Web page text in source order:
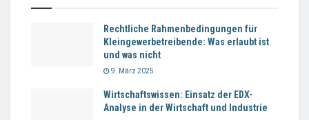
Rechtliche Rahmenbedingungen für
Kleingewerbetreibende: Was erlaubt ist
und was nicht
9. März 2025
Wirtschaftswissen: Einsatz der EDX-
Analyse in der Wirtschaft und Industrie